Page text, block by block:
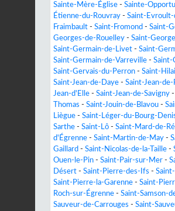
Sainte-Mère-Église - Sainte-
Étienne-du-Rouvray - Saint-
Fraimbault - Saint-Fromond - Saint-
Georges-de-Rouelley - Saint-
Saint-Germain-de-Livet - Saint-
Saint-Germain-de-Varreville - Saint-
Saint-Gervais-du-Perron - Saint-
Saint-Jean-de-Daye - Saint-Jean-de-
Jean-d'Elle - Saint-Jean-de-Savigny -
Thomas - Saint-Jouin-de-Blavou -
Liègue - Saint-Léger-du-Bourg-
Sarthe - Saint-Lô - Saint-Mard-de-
d'Égrenne - Saint-Martin-de-May -
Gaillard - Saint-Nicolas-de-la-Taille -
Ouen-le-Pin - Saint-Pair-sur-Mer -
Désert - Saint-Pierre-des-Ifs -
Saint-Pierre-la-Garenne - Saint-
Roch-sur-Égrenne - Saint-Samson-
Sauveur-de-Carrouges - Saint-